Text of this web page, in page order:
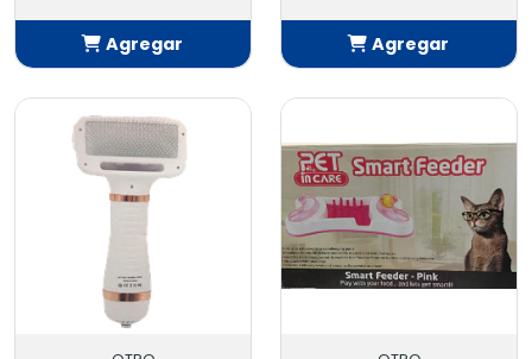
Agregar
Añadido
Agregar
Añadido